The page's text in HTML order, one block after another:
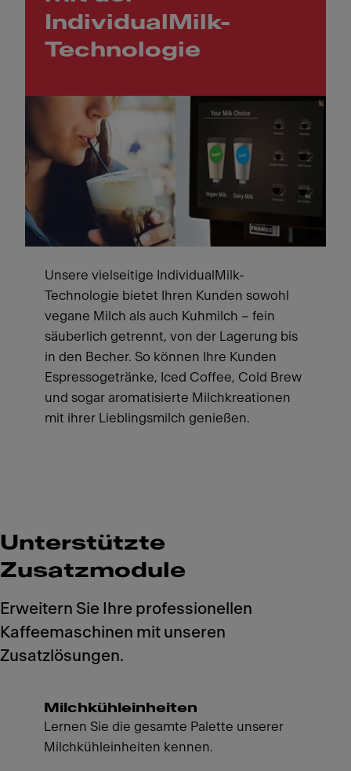
IndividualMilk-
Technologie
Unsere vielseitige IndividualMilk-
Technologie bietet Ihren Kunden sowohl
vegane Milch als auch Kuhmilch – fein
säuberlich getrennt, von der Lagerung bis
in den Becher. So können Ihre Kunden
Espressogetränke, Iced Coffee, Cold Brew
und sogar aromatisierte Milchkreationen
mit ihrer Lieblingsmilch genießen.
Unterstützte
Zusatzmodule
Erweitern Sie Ihre professionellen
Kaffeemaschinen mit unseren
Zusatzlösungen.
Milchkühleinheiten
Lernen Sie die gesamte Palette unserer
Milchkühleinheiten kennen.